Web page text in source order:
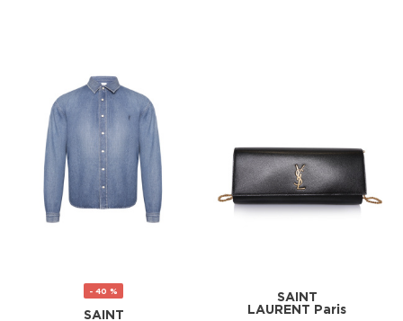
- 40 %
SAINT
SAINT
LAURENT Paris